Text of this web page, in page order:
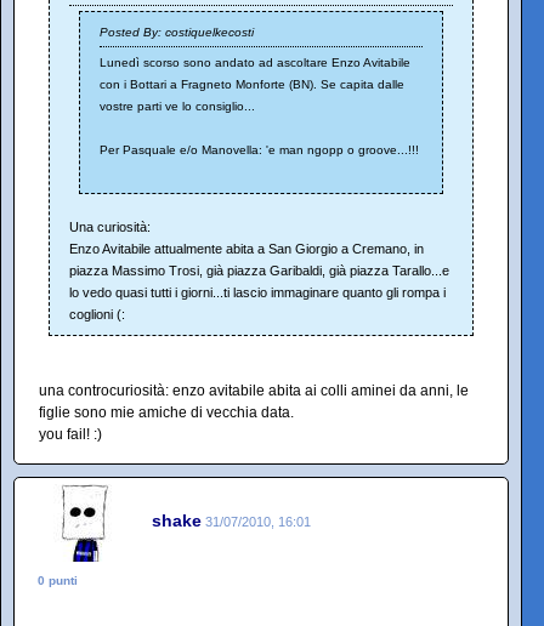
Posted By: costiquelkecosti
Lunedì scorso sono andato ad ascoltare Enzo Avitabile
con i Bottari a Fragneto Monforte (BN). Se capita dalle
vostre parti ve lo consiglio...
Per Pasquale e/o Manovella: 'e man ngopp o groove...!!!
Una curiosità:
Enzo Avitabile attualmente abita a San Giorgio a Cremano, in
piazza Massimo Trosi, già piazza Garibaldi, già piazza Tarallo...e
lo vedo quasi tutti i giorni...ti lascio immaginare quanto gli rompa i
coglioni (:
una controcuriosità: enzo avitabile abita ai colli aminei da anni, le
figlie sono mie amiche di vecchia data.
you fail! :)
shake 31/07/2010, 16:01
0 punti